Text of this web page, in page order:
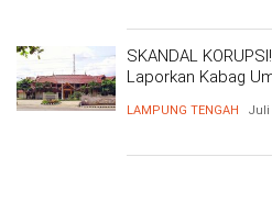
SKANDAL
Laporkan Kabag
LAMPUNG TENGAH Juli